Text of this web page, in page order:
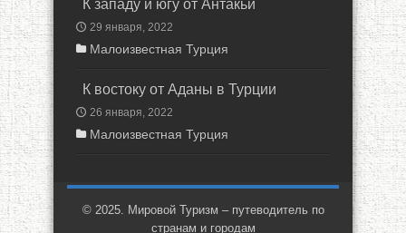
К западу и югу от Антакьи
29 января, 2022
Малоизвестная Турция
К востоку от Аданы в Турции
26 января, 2022
Малоизвестная Турция
© 2025. Мировой Туризм – путеводитель по
странам и городам